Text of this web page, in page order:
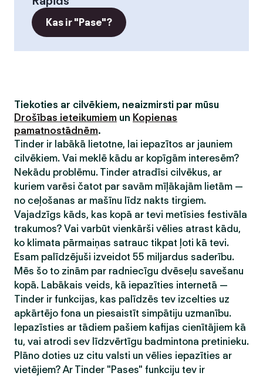
Kas ir "Pase"?
Tiekoties ar cilvēkiem, neaizmirsti par mūsu
Drošības ieteikumiem un Kopienas
pamatnostādnēm.
Tinder ir labākā lietotne, lai iepazītos ar jauniem
cilvēkiem. Vai meklē kādu ar kopīgām interesēm?
Nekādu problēmu. Tinder atradīsi cilvēkus, ar
kuriem varēsi čatot par savām mīļākajām lietām —
no ceļošanas ar mašīnu līdz nakts tirgiem.
Vajadzīgs kāds, kas kopā ar tevi metīsies festivāla
trakumos? Vai varbūt vienkārši vēlies atrast kādu,
ko klimata pārmaiņas satrauc tikpat ļoti kā tevi.
Esam palīdzējuši izveidot 55 miljardus saderību.
Mēs šo to zinām par radniecīgu dvēseļu savešanu
kopā. Labākais veids, kā iepazīties internetā —
Tinder ir funkcijas, kas palīdzēs tev izcelties uz
apkārtējo fona un piesaistīt simpātiju uzmanību.
Iepazīsties ar tādiem pašiem kafijas cienītājiem kā
tu, vai atrodi sev līdzvērtīgu badmintona pretinieku.
Plāno doties uz citu valsti un vēlies iepazīties ar
vietējiem? Ar Tinder "Pases" funkciju tev ir